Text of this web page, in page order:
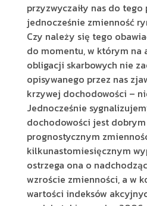
przyzwyczaiły nas do
jednocześnie zmienność
Czy należy się tego
do momentu, w którym na
obligacji skarbowych nie
opisywanego przez nas
krzywej dochodowości –
Jednocześnie
dochodowości jest
prognostycznym
kilkunastomiesięcznym
ostrzega ona o
wzroście zmienności, a w
wartości indeksów